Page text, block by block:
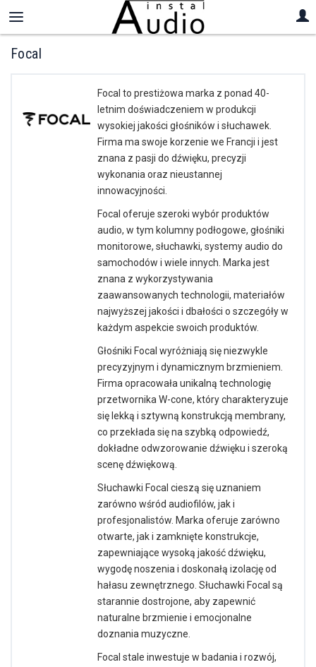
Focal
Focal to prestiżowa marka z ponad 40-
letnim doświadczeniem w produkcji
wysokiej jakości głośników i słuchawek.
Firma ma swoje korzenie we Francji i jest
znana z pasji do dźwięku, precyzji
wykonania oraz nieustannej
innowacyjności.
Focal oferuje szeroki wybór produktów
audio, w tym kolumny podłogowe, głośniki
monitorowe, słuchawki, systemy audio do
samochodów i wiele innych. Marka jest
znana z wykorzystywania
zaawansowanych technologii, materiałów
najwyższej jakości i dbałości o szczegóły w
każdym aspekcie swoich produktów.
Głośniki Focal wyróżniają się niezwykle
precyzyjnym i dynamicznym brzmieniem.
Firma opracowała unikalną technologię
przetwornika W-cone, który charakteryzuje
się lekką i sztywną konstrukcją membrany,
co przekłada się na szybką odpowiedź,
dokładne odwzorowanie dźwięku i szeroką
scenę dźwiękową.
Słuchawki Focal cieszą się uznaniem
zarówno wśród audiofilów, jak i
profesjonalistów. Marka oferuje zarówno
otwarte, jak i zamknięte konstrukcje,
zapewniające wysoką jakość dźwięku,
wygodę noszenia i doskonałą izolację od
hałasu zewnętrznego. Słuchawki Focal są
starannie dostrojone, aby zapewnić
naturalne brzmienie i emocjonalne
doznania muzyczne.
Focal stale inwestuje w badania i rozwój,